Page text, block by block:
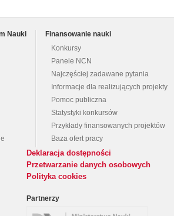
Nauki
Finansowanie nauki
Konkursy
Panele NCN
Najczęściej zadawane pytania
Informacje dla realizujących projekty
Pomoc publiczna
Statystyki konkursów
Przykłady finansowanych projektów
Baza ofert pracy
Deklaracja dostępności
Przetwarzanie danych osobowych
Polityka cookies
Partnerzy